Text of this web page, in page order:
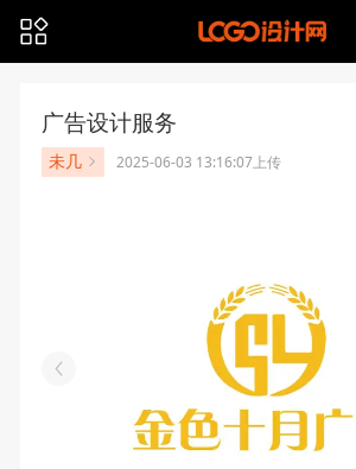
广告设计服务
未几 2025-06-03 13:16:07上传